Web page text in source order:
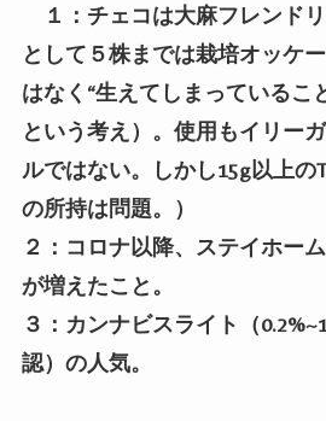
１：チェコは大麻フレンド
として５株までは栽培オッケ
はなく “生えてしまっているこ
という考え）。使用もイリー
ルではない。しかし15g以上の
の所持は問題。）
２：コロナ以降、ステイホー
が増えたこと。
３：カンナビスライト（
認）の人気。